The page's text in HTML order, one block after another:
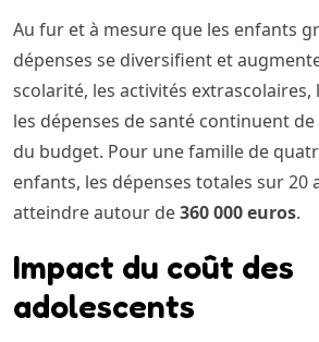
Au fur et à mesure que les enfants
dépenses se diversifient et
scolarité, les activités extrascolaires,
les dépenses de santé continuent
du budget. Pour une famille de
enfants, les dépenses totales sur 20
atteindre autour de360 000 euros.
Impact du coût des
adolescents